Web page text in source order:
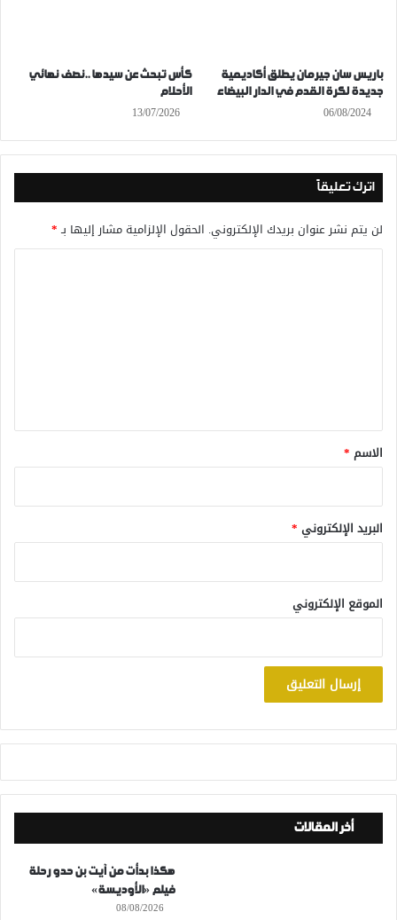
باريس سان جيرمان يطلق أكاديمية
جديدة لكرة القدم في الدار البيضاء
06/08/2024
كأس تبحث عن سيدها ..نصف نهائي
الأحلام
13/07/2026
اترك تعليقاً
لن يتم نشر عنوان بريدك الإلكتروني. الحقول الإلزامية مشار إليها بـ*
*
الاسم *
البريد الإلكتروني *
الموقع الإلكتروني
أخر المقالات
هكذا بدأت من آيت بن حدو رحلة
فيلم «الأوديسة»
08/08/2026